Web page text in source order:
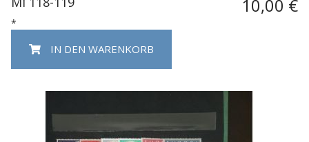
10,00 €
*
IN DEN WARENKORB